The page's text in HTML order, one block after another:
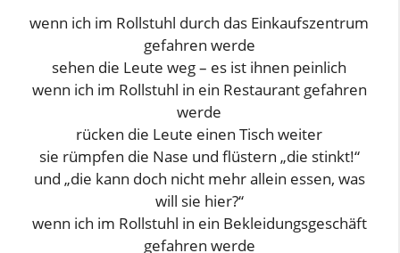
wenn ich im Rollstuhl durch das Einkaufszentrum
gefahren werde
sehen die Leute weg – es ist ihnen peinlich
wenn ich im Rollstuhl in ein Restaurant gefahren
werde
rücken die Leute einen Tisch weiter
sie rümpfen die Nase und flüstern „die stinkt!“
und „die kann doch nicht mehr allein essen, was
will sie hier?“
wenn ich im Rollstuhl in ein Bekleidungsgeschäft
gefahren werde